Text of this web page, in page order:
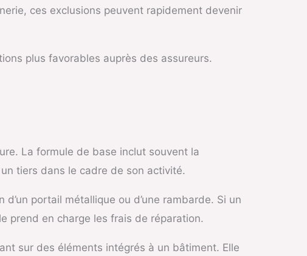
ces exclusions peuvent rapidement devenir
plus favorables auprès des assureurs.
La formule de base inclut souvent la
tiers dans le cadre de son activité.
portail métallique ou d’une rambarde. Si un
prend en charge les frais de réparation.
sur des éléments intégrés à un bâtiment. Elle